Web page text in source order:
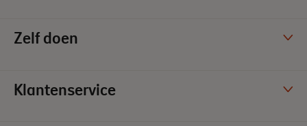
Zelf doen
Klantenservice